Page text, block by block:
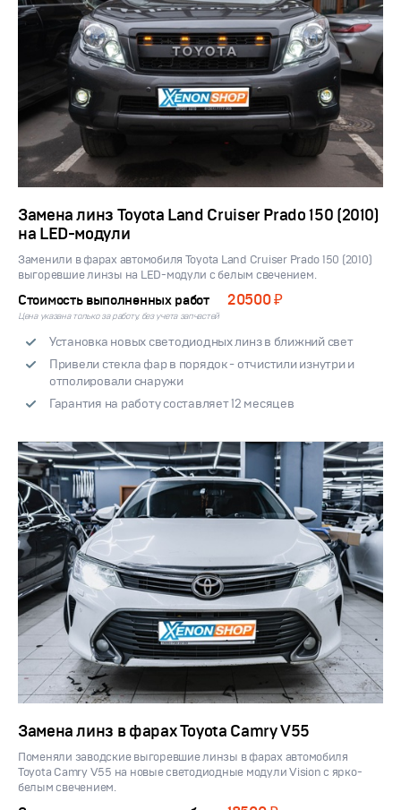
Замена линз Toyota Land Cruiser Prado 150 (2010)
на LED-модули
Заменили в фарах автомобиля Toyota Land Cruiser Prado 150 (2010)
выгоревшие линзы на LED-модули с белым свечением.
Стоимость выполненных работ 20500 ₽
Цена указана только за работу, без учета запчастей
Установка новых светодиодных линз в ближний свет
Привели стекла фар в порядок - отчистили изнутри и
отполировали снаружи
Гарантия на работу составляет 12 месяцев
Замена линз в фарах Toyota Camry V55
Поменяли заводские выгоревшие линзы в фарах автомобиля
Toyota Camry V55 на новые светодиодные модули Vision с ярко-
белым свечением.